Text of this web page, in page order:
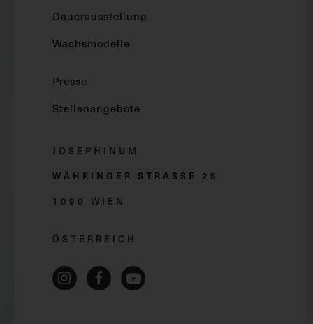
Dauerausstellung
Wachsmodelle
Presse
Stellenangebote
JOSEPHINUM
WÄHRINGER STRASSE 2 5
1090 WIEN
ÖSTERREICH